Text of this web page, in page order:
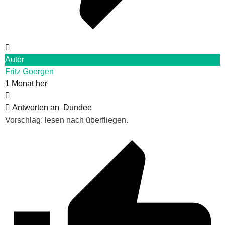
Autor
Fritz Goergen
1 Monat her
Antworten an
Dundee
Vorschlag: lesen nach überfliegen.